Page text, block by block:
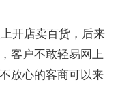
开店卖百货，后来
客户不敢轻易网上
放心的客商可以来